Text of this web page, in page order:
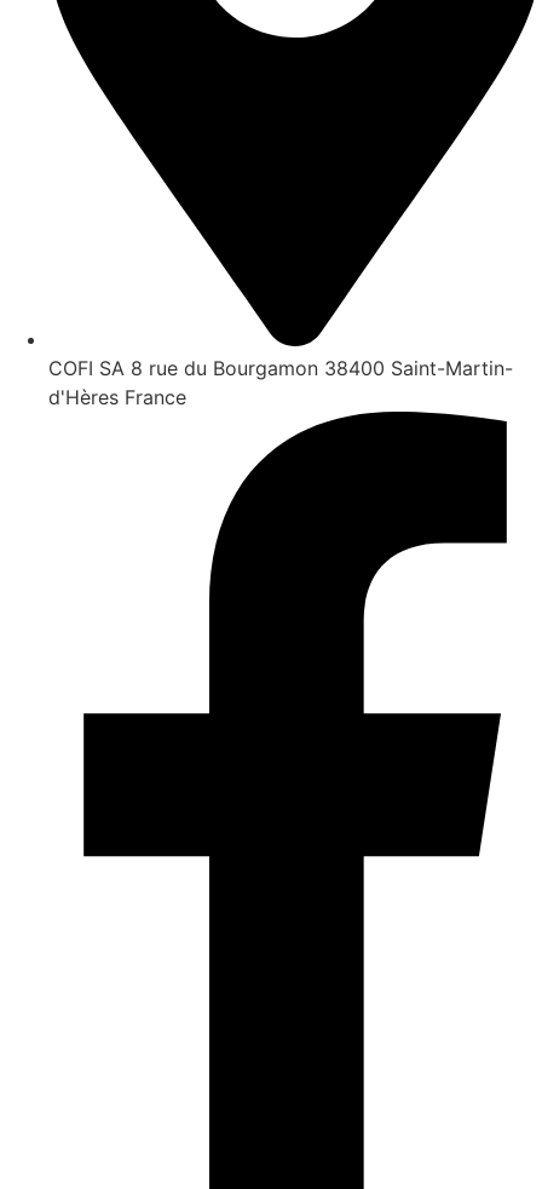
COFI SA 8 rue du Bourgamon 38400 Saint-Martin-
d'Hères France